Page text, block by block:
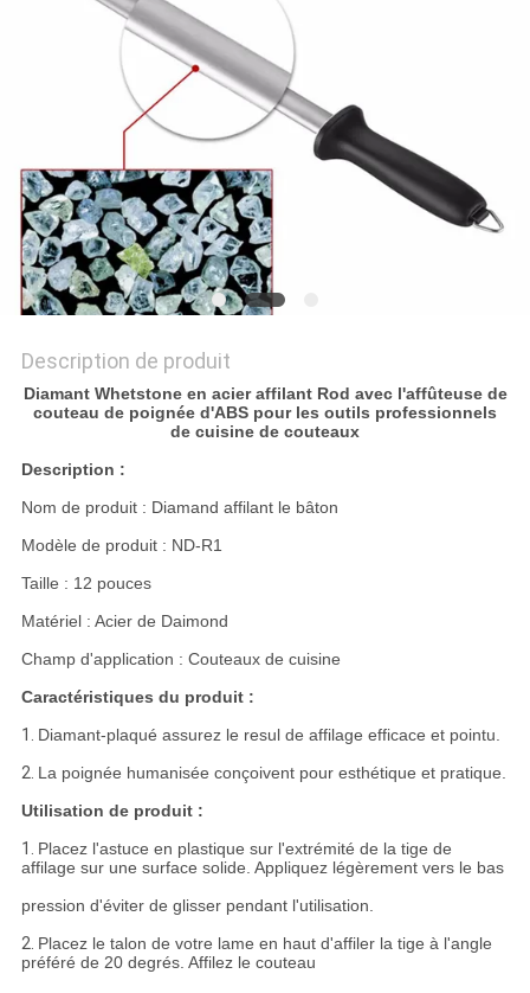
AFFAIRES
DEMANDEZ
UN
DEVIS
PLAN
DU
SITE
PRIVACY
POLICY
Description de produit
Diamant Whetstone en acier affilant Rod avec l'affûteuse de
couteau de poignée d'ABS pour les outils professionnels
de cuisine de couteaux
Description :
Nom de produit : Diamand affilant le bâton
Modèle de produit : ND-R1
Taille : 12 pouces
Matériel : Acier de Daimond
Champ d'application : Couteaux de cuisine
Caractéristiques du produit :
1. Diamant-plaqué assurez le resul de affilage efficace et pointu.
2. La poignée humanisée conçoivent pour esthétique et pratique.
Utilisation de produit :
1. Placez l'astuce en plastique sur l'extrémité de la tige de
affilage sur une surface solide. Appliquez légèrement vers le bas
pression d'éviter de glisser pendant l'utilisation.
2. Placez le talon de votre lame en haut d'affiler la tige à l'angle
préféré de 20 degrés. Affilez le couteau